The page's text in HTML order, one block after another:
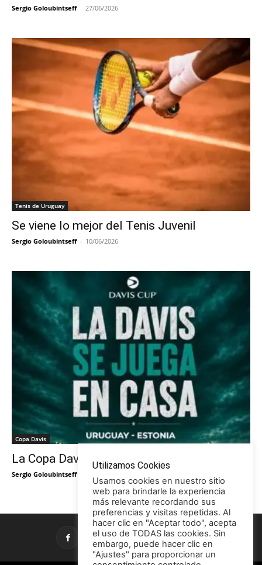
Sergio Goloubintseff - 27/06/2026
Tenis de Uruguay
Se viene lo mejor del Tenis Juvenil
Sergio Goloubintseff - 10/06/2026
Copa Davis
La Copa Davis vuelve al Círculo
Sergio Goloubintseff
Utilizamos Cookies
Usamos cookies en nuestro sitio
web para brindarle la experiencia
más relevante recordando sus
preferencias y visitas repetidas. Al
hacer clic en "Aceptar todo", acepta
el uso de TODAS las cookies. Sin
embargo, puede hacer clic en
"Ajustes" para proporcionar un